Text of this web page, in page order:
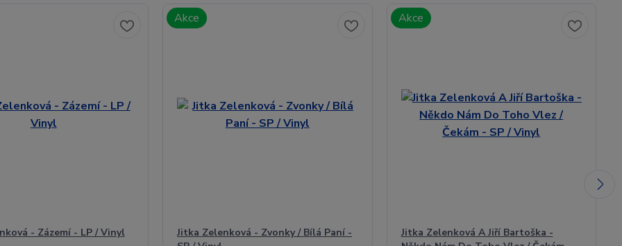
- Zázemí - LP / Vinyl
Akce
Jitka Zelenková - Zvonky / Bílá Paní -
Akce
Jitka Zelenková A Jiří Bartoška -